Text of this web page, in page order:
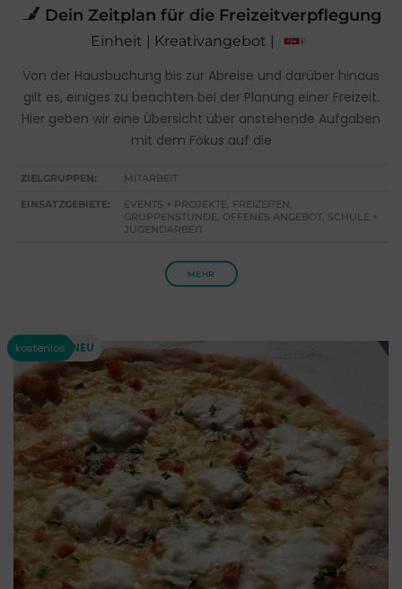
Dein Zeitplan für die Freizeitverpflegung
Einheit | Kreativangebot |
Von der Hausbuchung bis zur Abreise und darüber hinaus
gilt es, einiges zu beachten bei der Planung einer Freizeit.
Hier geben wir eine Übersicht über anstehende Aufgaben
mit dem Fokus auf die
ZIELGRUPPEN: MITARBEIT
EINSATZGEBIETE:
EVENTS + PROJEKTE, FREIZEITEN,
GRUPPENSTUNDE, OFFENES ANGEBOT, SCHULE +
JUGENDARBEIT
MEHR